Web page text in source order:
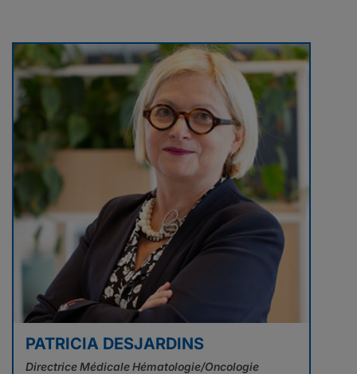
PATRICIA DESJARDINS
Directrice Médicale Hématologie/Oncologie